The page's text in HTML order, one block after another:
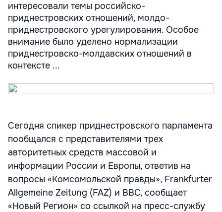
интересовали темы российско-
приднестровских отношений, молдо-
приднестровского урегулирования. Особое
внимание было уделено нормализации
приднестровско-молдавских отношений в
контексте ...
Сегодня спикер приднестровского парламента
пообщался с представителями трех
авторитетных средств массовой и
информации России и Европы, ответив на
вопросы «Комсомольской правды», Frankfurter
Allgemeine Zeitung (FAZ) и BBC, сообщает
«Новый Регион» со ссылкой на пресс-службу